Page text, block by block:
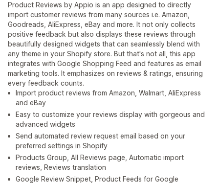
Product Reviews by Appio is an app designed to directly
import customer reviews from many sources i.e. Amazon,
Goodreads, AliExpress, eBay and more. It not only collects
positive feedback but also displays these reviews through
beautifully designed widgets that can seamlessly blend with
any theme in your Shopify store. But that's not all, this app
integrates with Google Shopping Feed and features as email
marketing tools. It emphasizes on reviews & ratings, ensuring
every feedback counts.
Import product reviews from Amazon, Walmart, AliExpress
and eBay
Easy to customize your reviews display with gorgeous and
advanced widgets
Send automated review request email based on your
preferred settings in Shopify
Products Group, All Reviews page, Automatic import
reviews, Reviews translation
Google Review Snippet, Product Feeds for Google